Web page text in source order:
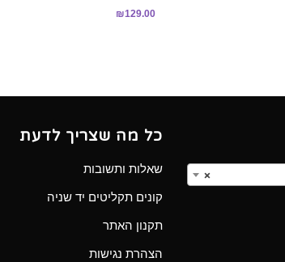
₪129.00
×
כל מה שצריך לדעת
שאלות ותשובות
קונים תקליטים יד שניה
תקנון האתר
הצהרת נגישות